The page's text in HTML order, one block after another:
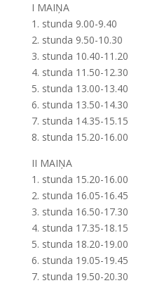
I MAIŅA
1. stunda 9.00-9.40
2. stunda 9.50-10.30
3. stunda 10.40-11.20
4. stunda 11.50-12.30
5. stunda 13.00-13.40
6. stunda 13.50-14.30
7. stunda 14.35-15.15
8. stunda 15.20-16.00
II MAIŅA
1. stunda 15.20-16.00
2. stunda 16.05-16.45
3. stunda 16.50-17.30
4. stunda 17.35-18.15
5. stunda 18.20-19.00
6. stunda 19.05-19.45
7. stunda 19.50-20.30